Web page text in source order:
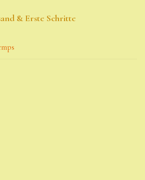
& Erste Schritte